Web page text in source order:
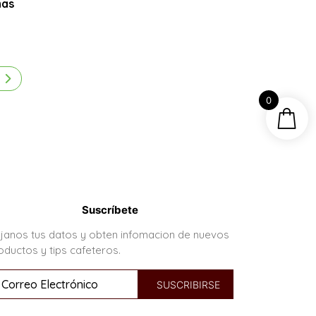
Suscríbete
tus datos y obten infomacion de nuevos
y tips cafeteros.
0